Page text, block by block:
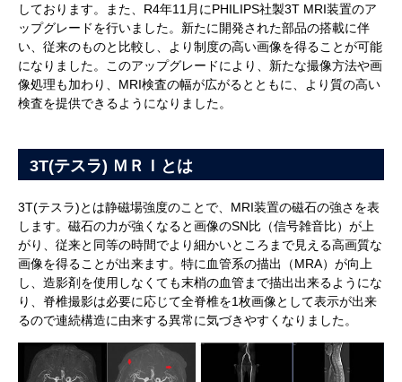
しております。また、R4年11月にPHILIPS社製3T MRI装置のア
ップグレードを行いました。新たに開発された部品の搭載に伴
い、従来のものと比較し、より制度の高い画像を得ることが可能
になりました。このアップグレードにより、新たな撮像方法や画
像処理も加わり、MRI検査の幅が広がるとともに、より質の高い
検査を提供できるようになりました。
3T(テスラ) ＭＲＩとは
3T(テスラ)とは静磁場強度のことで、MRI装置の磁石の強さを表
します。磁石の力が強くなると画像のSN比（信号雑音比）が上
がり、従来と同等の時間でより細かいところまで見える高画質な
画像を得ることが出来ます。特に血管系の描出（MRA）が向上
し、造影剤を使用しなくても末梢の血管まで描出出来るようにな
り、脊椎撮影は必要に応じて全脊椎を1枚画像として表示が出来
るので連続構造に由来する異常に気づきやすくなりました。